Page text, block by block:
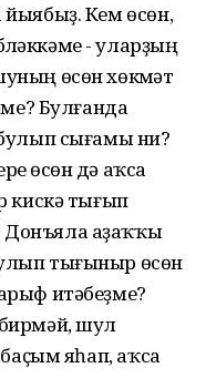
Кем өсөн,
- уларҙың
өсөн хөкүмәт
Булғанда
булып сығамы ни?
өсөн дә аҡса
кискә тығып
аҙаҡҡы
тығыныр өсөн
итәбеҙме?
шул
яһап, аҡса